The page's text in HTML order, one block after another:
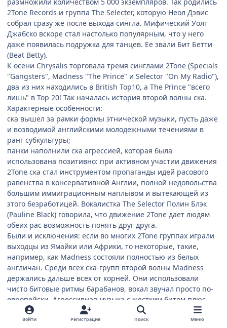
2Tone Records и группа The Selecter, которую Неол Дэвис
собрал сразу же после выхода сингла. Мифический Уолт
Джабско вскоре стал настолько популярным, что у него
даже появилась подружка для танцев. Ее звали Бит Бетти
(Beat Betty).
К осени Chrysalis торговала тремя синглами 2Tone (Specials
"Gangsters", Madness "The Prince" и Selector "On My Radio"),
два из них находились в British Top10, а The Prince "всего
лишь" в Top 20! Так началась история второй волны ска.
Характерные особенности:
ска вышел за рамки формы этнической музыки, пусть даже
и возводимой английскими молодежными течениями в
ранг субкультуры;
панки наполнили ска агрессией, которая была
использована позитивно: при активном участии движения
2Tone ска стал инструментом пропаганды идей расового
равенства в консервативной Англии, полной недовольства
большим иммиграционным наплывом и вытекающей из
этого безработицей. Вокалистка The Selector Полин Блэк
(Pauline Black) говорила, что движение 2Tone дает людям
обеих рас возможность понять друг друга.
Были и исключения: если во многих 2Tone группах играли
выходцы из Ямайки или Африки, то некоторые, такие,
например, как Madness состояли полностью из белых
англичан. Среди всех ска-групп второй волны Madness
держались дальше всех от корней. Они использовали
чисто битовые ритмы барабанов, вокал звучал просто по-
европейски. Агрессивная музыка с жестким битом плюс
имидж музыкантов, ярко представленный в ранних клипах
(бритые головы, плащи, темные очки, обувь на высокой
Войти Регистрация Поиск Меню